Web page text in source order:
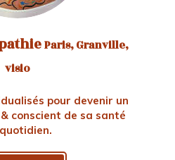
Paris, Granville,
visio
pour devenir un
conscient de sa santé